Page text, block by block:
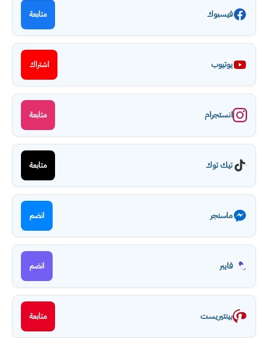
فيسبوك متابعة
يوتيوب اشتراك
انستجرام متابعة
تيك توك متابعة
ماسنجر انضم
فايبر انضم
بينتيريست متابعة